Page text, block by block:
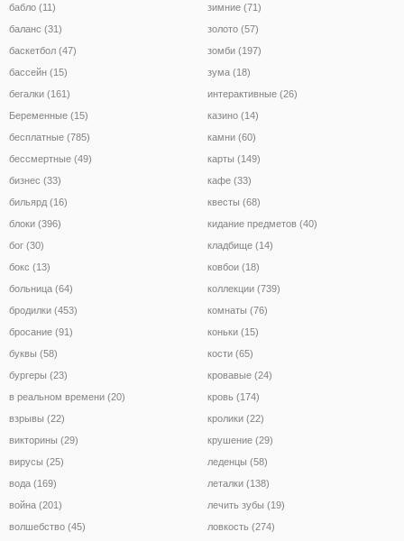
бабло (11)
баланс (31)
баскетбол (47)
бассейн (15)
бегалки (161)
Беременные (15)
бесплатные (785)
бессмертные (49)
бизнес (33)
бильярд (16)
блоки (396)
бог (30)
бокс (13)
больница (64)
бродилки (453)
бросание (91)
буквы (58)
бургеры (23)
в реальном времени (20)
взрывы (22)
викторины (29)
вирусы (25)
вода (169)
война (201)
волшебство (45)
зимние (71)
золото (57)
зомби (197)
зума (18)
интерактивные (26)
казино (14)
камни (60)
карты (149)
кафе (33)
квесты (68)
кидание предметов (40)
кладбище (14)
ковбои (18)
коллекции (739)
комнаты (76)
коньки (15)
кости (65)
кровавые (24)
кровь (174)
кролики (22)
крушение (29)
леденцы (58)
леталки (138)
лечить зубы (19)
ловкость (274)